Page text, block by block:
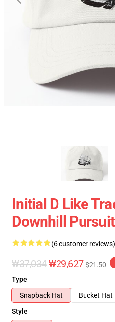
Initial D Like
Downhill
(6 customer reviews)
₩37,034₩29,627 $21.50
Type
Snapback Hat
Bucket Hat
Style